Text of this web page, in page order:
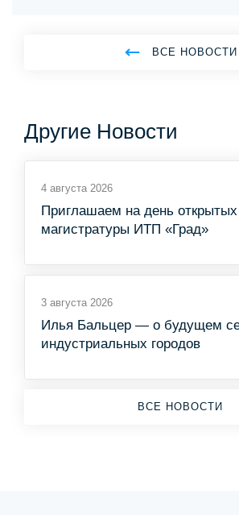
ВСЕ НОВОСТИ
Другие Новости
4 августа 2026
Приглашаем на день
магистратуры ИТП «Град»
3 августа 2026
Илья Бальцер — о будущем
индустриальных городов
ВСЕ НОВОСТИ